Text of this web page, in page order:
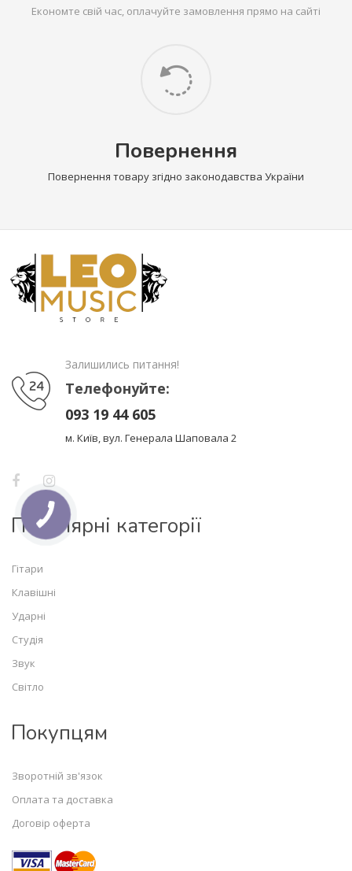
Економте свій час, оплачуйте замовлення прямо на сайті
Повернення
Повернення товару згідно законодавства України
Залишились питання!
Телефонуйте:
093 19 44 605
м. Київ, вул. Генерала Шаповала 2
Популярні категорії
Гітари
Клавішні
Ударні
Студія
Звук
Світло
Покупцям
Зворотній зв'язок
Оплата та доставка
Договір оферта